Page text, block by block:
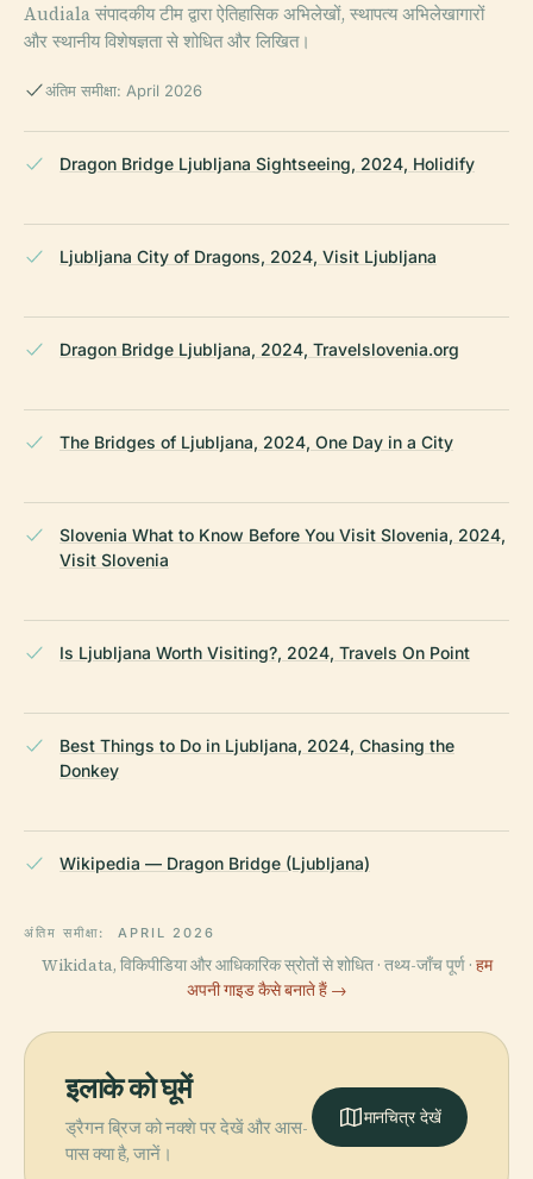
Audiala संपादकीय टीम द्वारा ऐतिहासिक अभिलेखों, स्थापत्य अभिलेखागारों
और स्थानीय विशेषज्ञता से शोधित और लिखित।
अंतिम समीक्षा: April 2026
Dragon Bridge Ljubljana Sightseeing, 2024, Holidify
Ljubljana City of Dragons, 2024, Visit Ljubljana
Dragon Bridge Ljubljana, 2024, Travelslovenia.org
The Bridges of Ljubljana, 2024, One Day in a City
Slovenia What to Know Before You Visit Slovenia, 2024,
Visit Slovenia
Is Ljubljana Worth Visiting?, 2024, Travels On Point
Best Things to Do in Ljubljana, 2024, Chasing the
Donkey
Wikipedia — Dragon Bridge (Ljubljana)
अंतिम समीक्षा: APRIL 2026
Wikidata, विकिपीडिया और आधिकारिक स्रोतों से शोधित · तथ्य-जाँच पूर्ण · हम
अपनी गाइड कैसे बनाते हैं →
इलाके को घूमें
ड्रैगन ब्रिज को नक्शे पर देखें और आस-
पास क्या है, जानें।
मानचित्र देखें